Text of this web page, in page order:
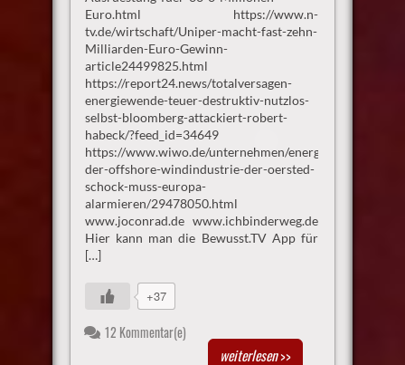
Euro.html https://www.n-
tv.de/wirtschaft/Uniper-macht-fast-zehn-
Milliarden-Euro-Gewinn-
article24499825.html
https://report24.news/totalversagen-
energiewende-teuer-destruktiv-nutzlos-
selbst-bloomberg-attackiert-robert-
habeck/?feed_id=34649
https://www.wiwo.de/unternehmen/energie/krise-
der-offshore-windindustrie-der-oersted-
schock-muss-europa-
alarmieren/29478050.html
www.joconrad.de www.ichbinderweg.de
Hier kann man die Bewusst.TV App für
[…]
+37
12 Kommentar(e)
weiterlesen>>